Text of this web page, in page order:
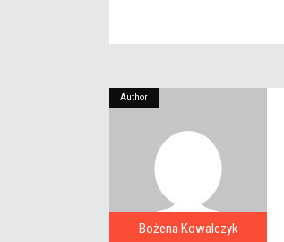
Author
Bożena Kowalczyk